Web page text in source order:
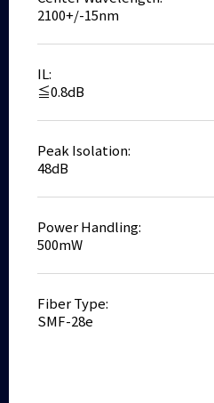
2100+/-15nm
IL:
≦0.8dB
Peak Isolation:
48dB
Power Handling:
500mW
Fiber Type:
SMF-28e